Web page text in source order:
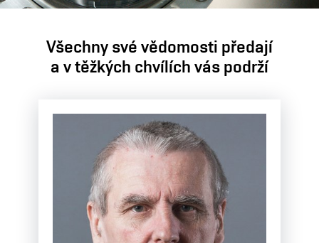
Všechny své vědomosti předají
a v těžkých chvílích vás podrží